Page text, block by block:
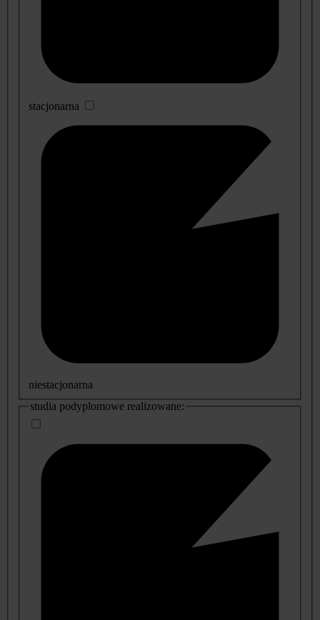
stacjonarna
niestacjonarna
studia podyplomowe realizowane: